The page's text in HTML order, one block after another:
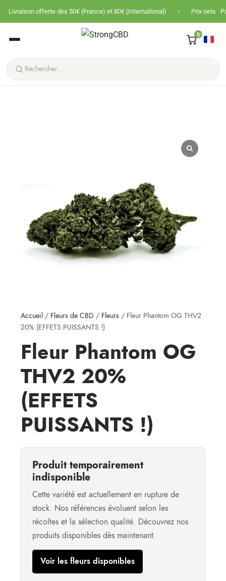
dès 50€ (France) et 80€ (International) • Prix nets · Pas de TVA ·
0
Accueil / Fleurs de CBD / Fleurs / Fleur Phantom OG THV2
20% (EFFETS PUISSANTS !)
Fleur Phantom OG
THV2 20%
(EFFETS
PUISSANTS !)
Produit temporairement
indisponible
Cette variété est actuellement en rupture de
stock. Nos références évoluent selon les
récoltes et la sélection qualité. Découvrez nos
produits disponibles dès maintenant.
Voir les fleurs disponibles